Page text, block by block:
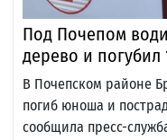
Под Почепом
дерево и погубил
В Почепском районе
погиб юноша и
сообщила пресс-